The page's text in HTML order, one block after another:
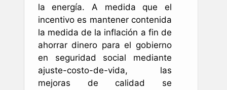
la energía. A medida que el
incentivo es mantener contenida
la medida de la inflación a fin de
ahorrar dinero para el gobierno
en seguridad social mediante
ajuste-costo-de-vida, las
mejoras de calidad se